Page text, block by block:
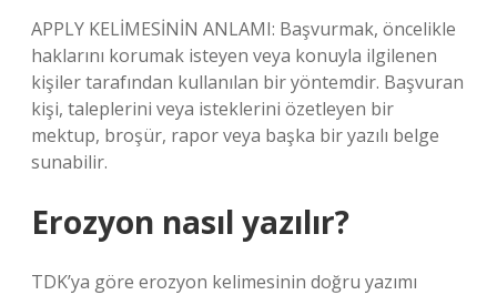
APPLY KELİMESİNİN ANLAMI: Başvurmak, öncelikle
haklarını korumak isteyen veya konuyla ilgilenen
kişiler tarafından kullanılan bir yöntemdir. Başvuran
kişi, taleplerini veya isteklerini özetleyen bir
mektup, broşür, rapor veya başka bir yazılı belge
sunabilir.
Erozyon nasıl yazılır?
TDK’ya göre erozyon kelimesinin doğru yazımı